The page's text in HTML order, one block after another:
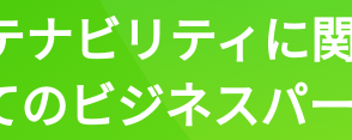
ナビリティに
のビジネスパ